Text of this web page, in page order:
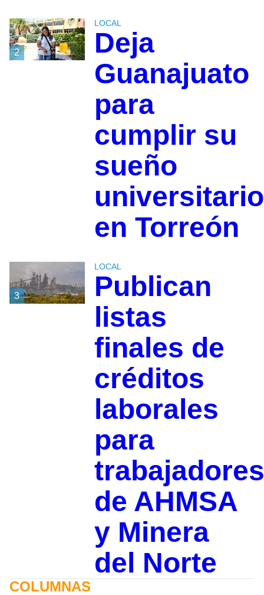
2
LOCAL
Deja
Guanajuato
para
cumplir su
sueño
universitario
en Torreón
3
LOCAL
Publican
listas
finales de
créditos
laborales
para
trabajadores
de AHMSA
y Minera
del Norte
COLUMNAS